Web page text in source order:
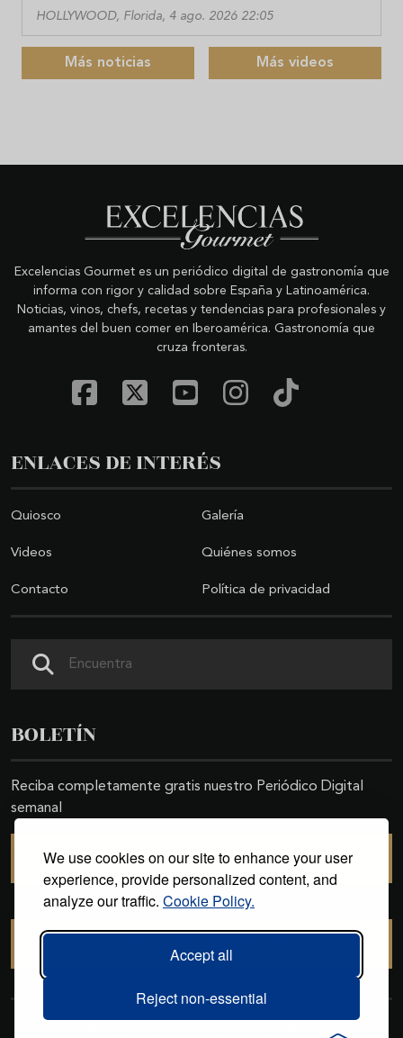
We use cookies on our site to enhance your user
experience, provide personalized content, and
analyze our traffic. Cookie Policy.
Accept all
Reject non-essential
HOLLYWOOD, Florida, 4 ago. 2026 22:05
Más noticias Más videos
Excelencias Gourmet es un periódico digital de gastronomía que
informa con rigor y calidad sobre España y Latinoamérica.
Noticias, vinos, chefs, recetas y tendencias para profesionales y
amantes del buen comer en Iberoamérica. Gastronomía que
cruza fronteras.
ENLACES DE INTERÉS
Quiosco Galería
Videos Quiénes somos
Contacto Política de privacidad
BOLETÍN
Reciba completamente gratis nuestro Periódico Digital
semanal
SUSCRIBIRSE